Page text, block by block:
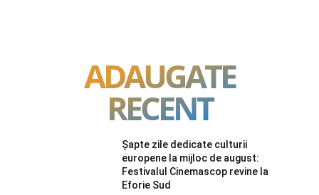
ADAUGATE
RECENT
Șapte zile dedicate culturii
europene la mijloc de august:
Festivalul Cinemascop revine la
Eforie Sud